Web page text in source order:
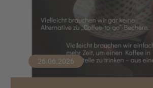
26.06.2026